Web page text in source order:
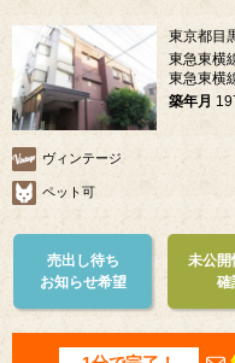
東京都目
東急東横
東急東横
築年月
ヴィンテージ
ペット可
売出し待ち
お知らせ希望
未公開
確